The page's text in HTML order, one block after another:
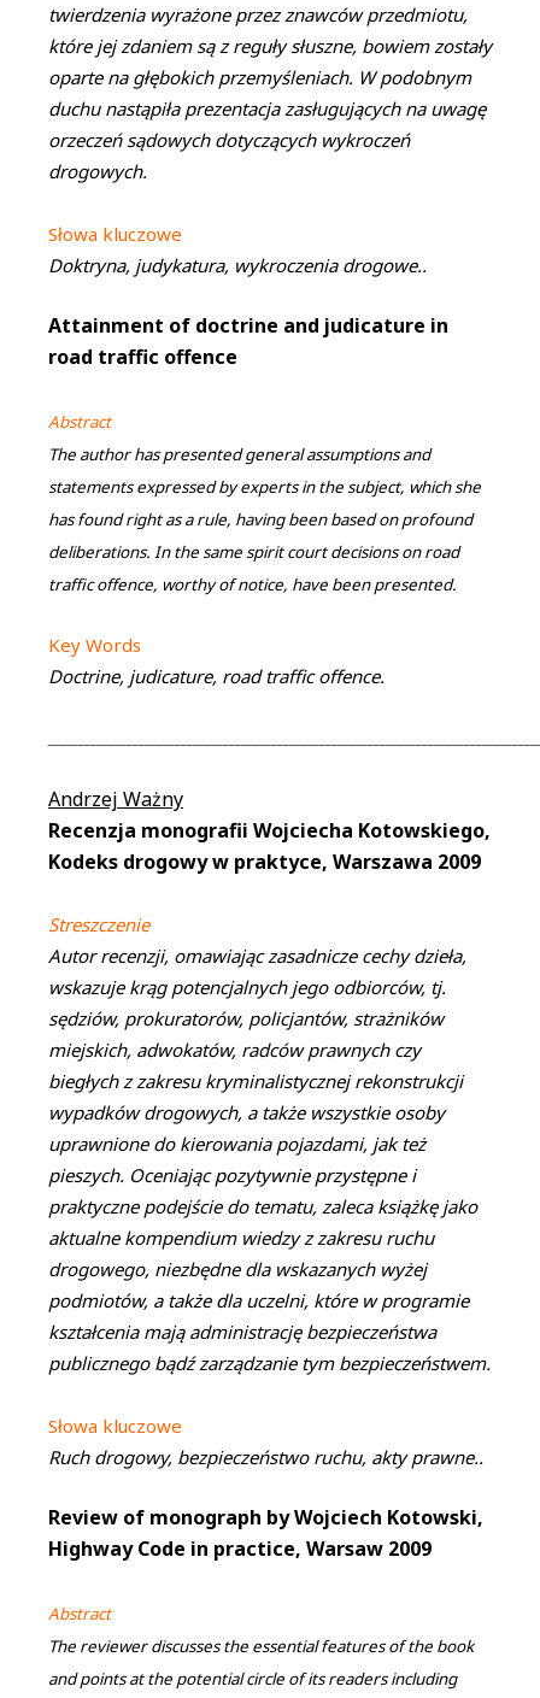
twierdzenia wyrażone przez znawców przedmiotu,
które jej zdaniem są z reguły słuszne, bowiem zostały
oparte na głębokich przemyśleniach. W podobnym
duchu nastąpiła prezentacja zasługujących na uwagę
orzeczeń sądowych dotyczących wykroczeń
drogowych.
Słowa kluczowe
Doktryna, judykatura, wykroczenia drogowe..
Attainment of doctrine and judicature in
road traffic offence
Abstract
The author has presented general assumptions and
statements expressed by experts in the subject, which she
has found right as a rule, having been based on profound
deliberations. In the same spirit court decisions on road
traffic offence, worthy of notice, have been presented.
Key Words
Doctrine, judicature, road traffic offence.
Andrzej Ważny
Recenzja monografii Wojciecha Kotowskiego,
Kodeks drogowy w praktyce, Warszawa 2009
Streszczenie
Autor recenzji, omawiając zasadnicze cechy dzieła,
wskazuje krąg potencjalnych jego odbiorców, tj.
sędziów, prokuratorów, policjantów, strażników
miejskich, adwokatów, radców prawnych czy
biegłych z zakresu kryminalistycznej rekonstrukcji
wypadków drogowych, a także wszystkie osoby
uprawnione do kierowania pojazdami, jak też
pieszych. Oceniając pozytywnie przystępne i
praktyczne podejście do tematu, zaleca książkę jako
aktualne kompendium wiedzy z zakresu ruchu
drogowego, niezbędne dla wskazanych wyżej
podmiotów, a także dla uczelni, które w programie
kształcenia mają administrację bezpieczeństwa
publicznego bądź zarządzanie tym bezpieczeństwem.
Słowa kluczowe
Ruch drogowy, bezpieczeństwo ruchu, akty prawne..
Review of monograph by Wojciech Kotowski,
Highway Code in practice, Warsaw 2009
Abstract
The reviewer discusses the essential features of the book
and points at the potential circle of its readers including